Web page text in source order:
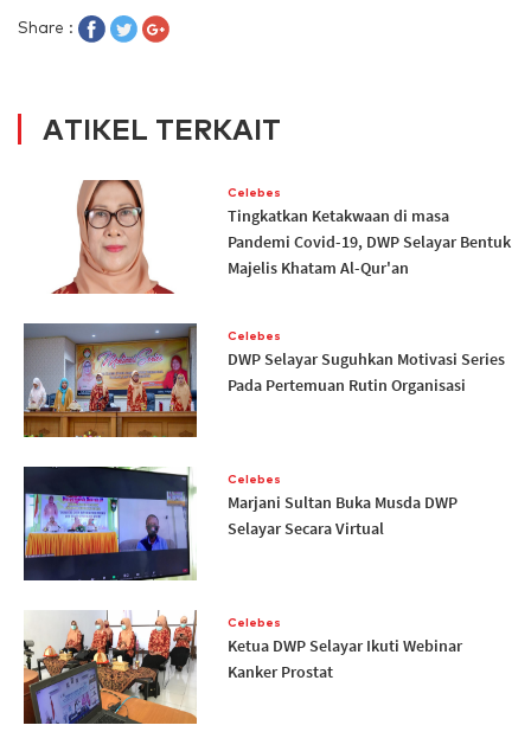
Share :
ATIKEL TERKAIT
Celebes
Tingkatkan Ketakwaan di masa
Pandemi Covid-19, DWP Selayar Bentuk
Majelis Khatam Al-Qur'an
Celebes
DWP Selayar Suguhkan Motivasi Series
Pada Pertemuan Rutin Organisasi
Celebes
Marjani Sultan Buka Musda DWP
Selayar Secara Virtual
Celebes
Ketua DWP Selayar Ikuti Webinar
Kanker Prostat